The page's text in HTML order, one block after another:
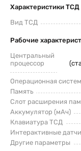
Характеристики ТСД
Вид ТСД
Рабочие
Центральный
процессор
Операционная
Память
Слот расширения
Аккумулятор (мАч)
Клавиатура ТСД
Интерактивные
Другие параметры